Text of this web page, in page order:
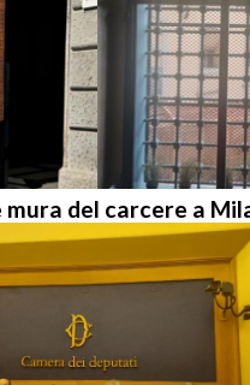
del carcere a